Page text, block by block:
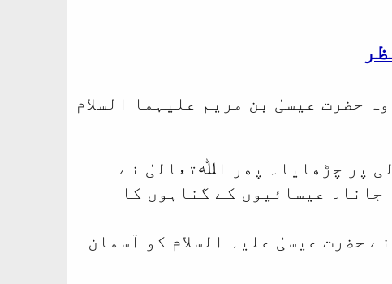
حضرت عیسیٰ بن مریم علیہما السلام
پر چڑھایا۔ پھر اﷲتعالیٰ نے
عیسائیوں کے گناہوں کا
حضرت عیسیٰ علیہ السلام کو آسمان